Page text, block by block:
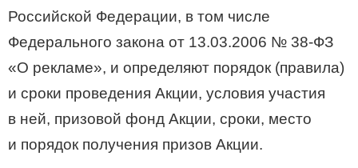
Российской Федерации, в том числе
Федерального закона от 13.03.2006 № 38-ФЗ
«О рекламе», и определяют порядок (правила)
и сроки проведения Акции, условия участия
в ней, призовой фонд Акции, сроки, место
и порядок получения призов Акции.